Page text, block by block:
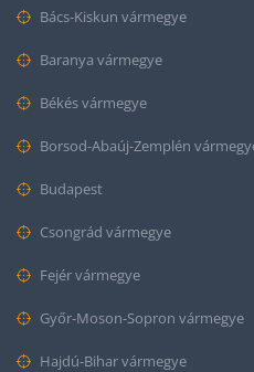
Bács-Kiskun vármegye
Baranya vármegye
Békés vármegye
Borsod-Abaúj-Zemplén
Budapest
Csongrád vármegye
Fejér vármegye
Győr-Moson-Sopron vármegye
Hajdú-Bihar vármegye